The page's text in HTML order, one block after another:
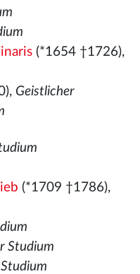
(*1654 †1726),
Geistlicher
(*1709 †1786),
Studium
Studium